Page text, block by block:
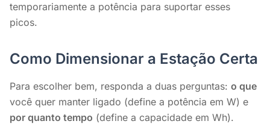
temporariamente a potência para suportar esses
picos.
Como Dimensionar a Estação Certa
Para escolher bem, responda a duas perguntas: o que
você quer manter ligado (define a potência em W) e
por quanto tempo (define a capacidade em Wh).